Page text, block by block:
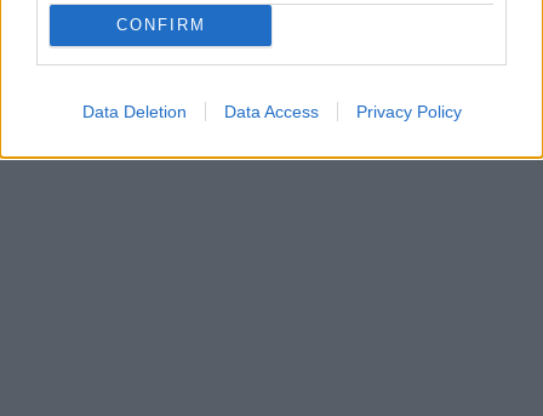
CONFIRM
Data Deletion Data Access Privacy Policy